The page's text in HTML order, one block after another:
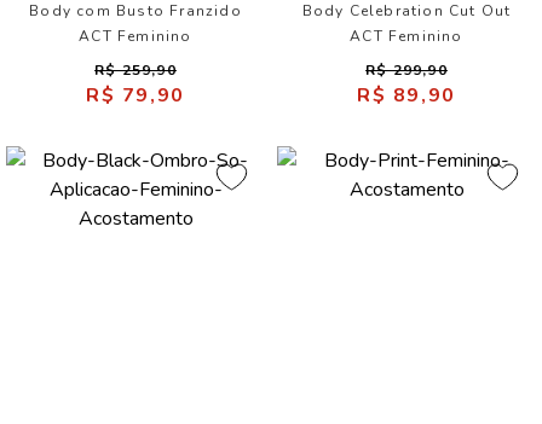
Body com Busto Franzido
ACT Feminino
R$ 259,90
R$ 79,90
Body Celebration Cut Out
ACT Feminino
R$ 299,90
R$ 89,90